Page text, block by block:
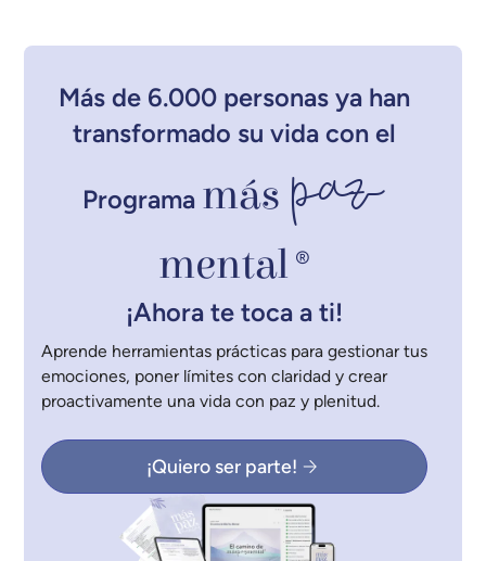
Más de 6.000 personas ya han
transformado su vida con el
Programa más paz
mental ®
¡Ahora te toca a ti!
Aprende herramientas prácticas para gestionar tus
emociones, poner límites con claridad y crear
proactivamente una vida con paz y plenitud.
¡Quiero ser parte!